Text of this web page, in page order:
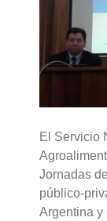
El Servicio
Jornadas
público-
Argentina y